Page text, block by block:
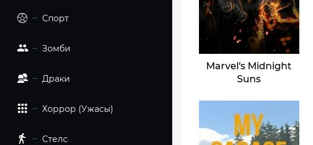
Спорт
Зомби
Драки
Хоррор (Ужасы)
Стелс
Marvel's Midnight
Suns